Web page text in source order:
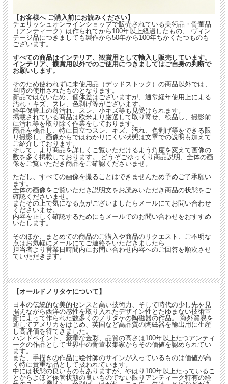
【お客様へ ご購入前にお読みください】
チェリッシュオンラインショップで販売されている美術品・骨董品
（アンティーク）は作られてから100年以上経過したもの、 ヴィン
テージ品につきましても製作から50年から100年ちかくたつものも
ございます。
すべての商品はインテリア、観賞用として輸入し販売しています。
インテリア、観賞用以外でのご使用につきましてはご自身の判断で
お願いします。
そのため使われずに未使用品（デッドストック）の商品以外では、
当時の使用されたものとなります。
新品ではないため、個体差はございますが、通常経年使用上による
汚れ・キズ、スレ、色剥げ等がございます。
経年保管上の薄汚れ、スレ、小キズ等も見受けられます。
掲載されている商品は欧米より厳選して取り寄せ、検品し、撮影前
に汚れ等を取り除く作業をしております。
商品を検品し、特に目立つスレ、キズ、汚れ、色剥げ等をできる限
り撮影し、画像からではわかりにくい状態は文章での説明も加えて
ご紹介しております。
そして、より商品を詳しくご覧いただけるよう角度を変えて画像の
数を多く掲載しております。 どうぞごゆっくり商品説明、全体の画
像をご覧いただき商品をご確認くださいませ。
ただし、すべての画像を撮ることはできませんため予めご了承願い
ます。
全体の画像をご覧いただき説明文をお読みいただき商品の状態をご
確認くださいませ。
またその上で気になる点がございましたらメールにてお問い合わせ
くださいませ。
内容を正しく確認するためにもメールでのお問い合わせをおすすめ
いたします。
そのほか、まとめての商品のご購入や商品のリクエスト、ご不明な
点はお気軽にメールにてご連絡をいただきましたら
担当者より営業日時間内にお問い合わせ内容へのご回答を順次させ
ていただきます。
【オールドノリタケについて】
日本の伝統的な美的センスと高い技術力、そして時代の少し先を見
据えながら西洋の感性を取り入れたデザイン性とたゆまない技術革
新によって作られた数多くのノリタケの陶磁器の作品。 海外貿易を
通してアメリカをはじめ、英国など高品質の陶磁器を輸出用に生産
し高評価を得てきました。
ハンドペイント、豪華な金彩、品質の高さは100年以上たつアンティ
ークの作品として世界中の骨董収集家からその価値を認められてい
ます。
また、手描きの作品に絵付師のサインが入っているものは価値が高
く特に貴重な品として扱われています。
中には状態の良いものもありますが、やはり100年以上たっているこ
とからよほど保管状態の良いものでない限りアンティーク特有の経